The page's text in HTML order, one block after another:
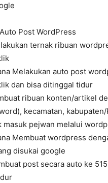
Post WordPress
ternak ribuan
Melakukan auto post
dan bisa ditinggal tidur
ribuan konten/artikel
kecamatan,
masuk pejwan melalui
Membuat wordpress
disukai google
post secara auto ke